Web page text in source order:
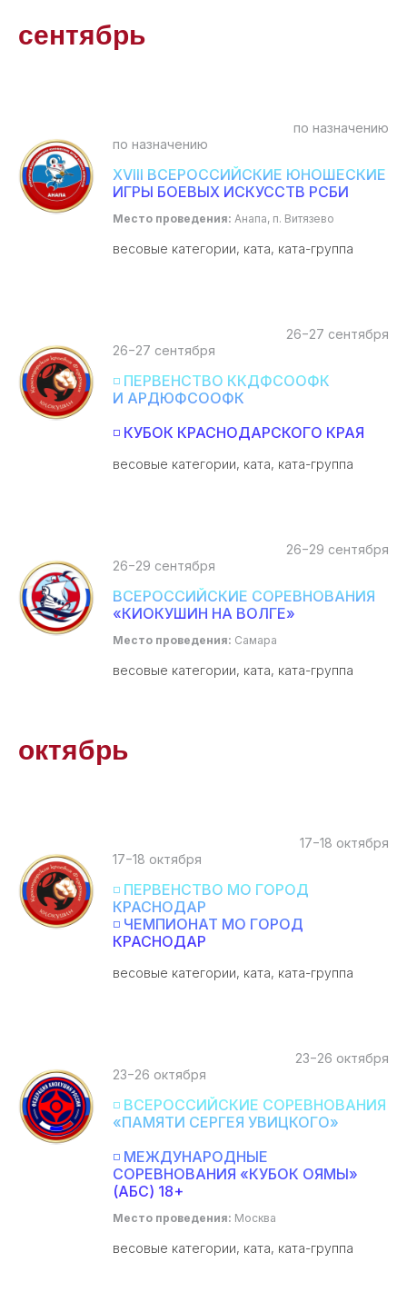
сентябрь
по назначению
по назначению
XVIII ВСЕРОССИЙСКИЕ ЮНОШЕСКИЕ
ИГРЫ БОЕВЫХ ИСКУССТВ РСБИ
Место проведения: Анапа, п. Витязево
весовые категории, ката, ката-группа
26−27 сентября
26−27 сентября
◽ ПЕРВЕНСТВО ККДФСООФК
И АРДЮФСООФК
◽ КУБОК КРАСНОДАРСКОГО КРАЯ
весовые категории, ката, ката-группа
26−29 сентября
26−29 сентября
ВСЕРОССИЙСКИЕ СОРЕВНОВАНИЯ
«КИОКУШИН НА ВОЛГЕ»
Место проведения: Самара
весовые категории, ката, ката-группа
октябрь
17−18 октября
17−18 октября
◽ ПЕРВЕНСТВО МО ГОРОД
КРАСНОДАР
◽ ЧЕМПИОНАТ МО ГОРОД
КРАСНОДАР
весовые категории, ката, ката-группа
23−26 октября
23−26 октября
◽ ВСЕРОССИЙСКИЕ СОРЕВНОВАНИЯ
«ПАМЯТИ СЕРГЕЯ УВИЦКОГО»
◽ МЕЖДУНАРОДНЫЕ
СОРЕВНОВАНИЯ «КУБОК ОЯМЫ»
(АБС) 18+
Место проведения: Москва
весовые категории, ката, ката-группа